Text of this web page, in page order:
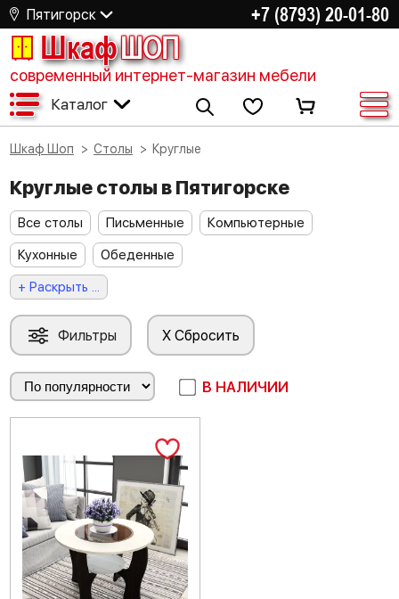
Пятигорск +7 (8793) 20-01-80
ШкафШОП
современный интернет-магазин мебели
Каталог
Шкаф Шоп Столы Круглые
Круглые столы в Пятигорске
Все столы Письменные
Компьютерные
Кухонные
Обеденные
+ Раскрыть ...
Фильтры X Сбросить
В НАЛИЧИИ